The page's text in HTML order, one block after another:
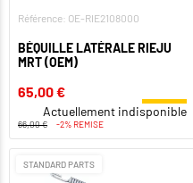
Référence: OE-RIE2108000
BÉQUILLE LATÉRALE RIEJU
MRT (OEM)
65,00 €
Actuellement indisponible
66,00 € -2% REMISE
STANDARD PARTS